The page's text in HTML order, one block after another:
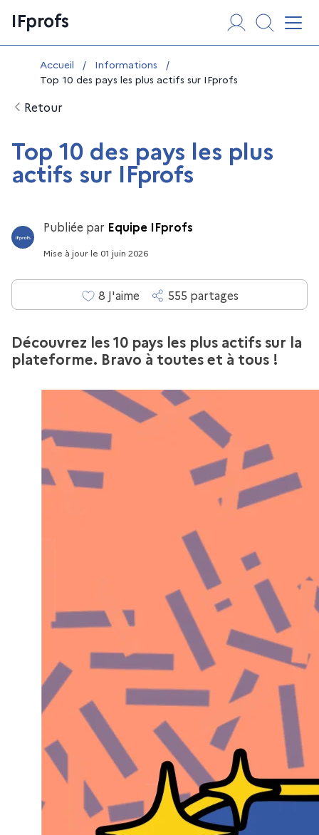
au
contenu
IFprofs
Vous êtes ici :
Accueil / Informations
/
Top 10 des pays les plus actifs sur IFprofs
Retour
Top 10 des pays les plus
actifs sur IFprofs
Publiée par Equipe IFprofs
Mise à jourle 01 juin 2026
8 J'aime 555 partages
Découvrez les 10 pays les plus actifs sur la
plateforme. Bravo à toutes et à tous !